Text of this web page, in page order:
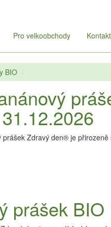
Pro velkoobchody Kontakt
BIO
prášek Zdravý den® je
prášek BIO